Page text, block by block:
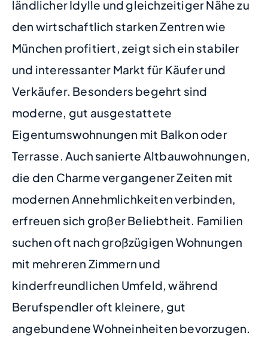
ländlicher Idylle und gleichzeitiger Nähe zu
den wirtschaftlich starken Zentren wie
München profitiert, zeigt sich ein stabiler
und interessanter Markt für Käufer und
Verkäufer. Besonders begehrt sind
moderne, gut ausgestattete
Eigentumswohnungen mit Balkon oder
Terrasse. Auch sanierte Altbauwohnungen,
die den Charme vergangener Zeiten mit
modernen Annehmlichkeiten verbinden,
erfreuen sich großer Beliebtheit. Familien
suchen oft nach großzügigen Wohnungen
mit mehreren Zimmern und
kinderfreundlichen Umfeld, während
Berufspendler oft kleinere, gut
angebundene Wohneinheiten bevorzugen.